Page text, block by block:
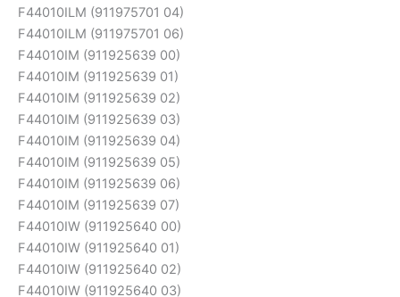
F44010ILM (911975701 04)
F44010ILM (911975701 06)
F44010IM (911925639 00)
F44010IM (911925639 01)
F44010IM (911925639 02)
F44010IM (911925639 03)
F44010IM (911925639 04)
F44010IM (911925639 05)
F44010IM (911925639 06)
F44010IM (911925639 07)
F44010IW (911925640 00)
F44010IW (911925640 01)
F44010IW (911925640 02)
F44010IW (911925640 03)